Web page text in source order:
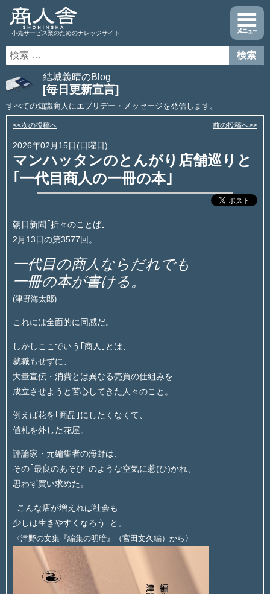
小売サービス業のためのナレッジサイト
結城義晴のBlog
[毎日更新宣言]
すべての知識商人にエブリデー・メッセージを発信します。
<<次の投稿へ 前の投稿へ>>
2026年02月15日(日曜日)
マンハッタンのとんがり店舗巡りと
｢一代目商人の一冊の本｣
朝日新聞｢折々のことば｣
2月13日の第3577回。
一代目の商人ならだれでも
一冊の本が書ける。
(津野海太郎)
これには全面的に同感だ。
しかしここでいう｢商人｣とは、
就職もせずに、
大量宣伝・消費とは異なる売買の仕組みを
成立させようと苦心してきた人々のこと。
例えば花を｢商品｣にしたくなくて、
値札を外した花屋。
評論家・元編集者の海野は、
その｢最良のあそび｣のような空気に惹(ひ)かれ、
思わず買い求めた。
｢こんな店が増えれば社会も
少しは生きやすくなろう｣と。
〈津野の文集『編集の明暗』（宮田文久編）から〉